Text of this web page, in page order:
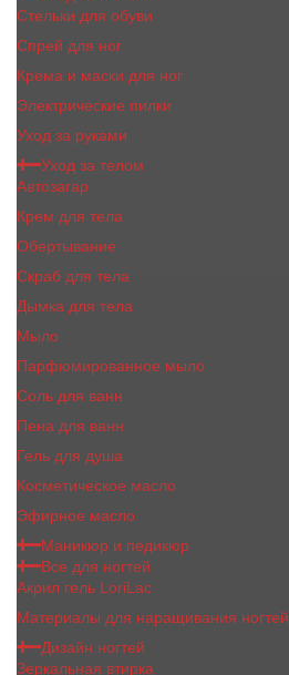
Стельки для обуви
Спрей для ног
Крема и маски для ног
Электрические пилки
Уход за руками
Уход за телом
Автозагар
Крем для тела
Обертывание
Скраб для тела
Дымка для тела
Мыло
Парфюмированное мыло
Соль для ванн
Пена для ванн
Гель для душа
Косметическое масло
Эфирное масло
Маникюр и педикюр
Все для ногтей
Акрил гель LoriLac
Материалы для наращивания ногтей
Дизайн ногтей
Зеркальная втирка